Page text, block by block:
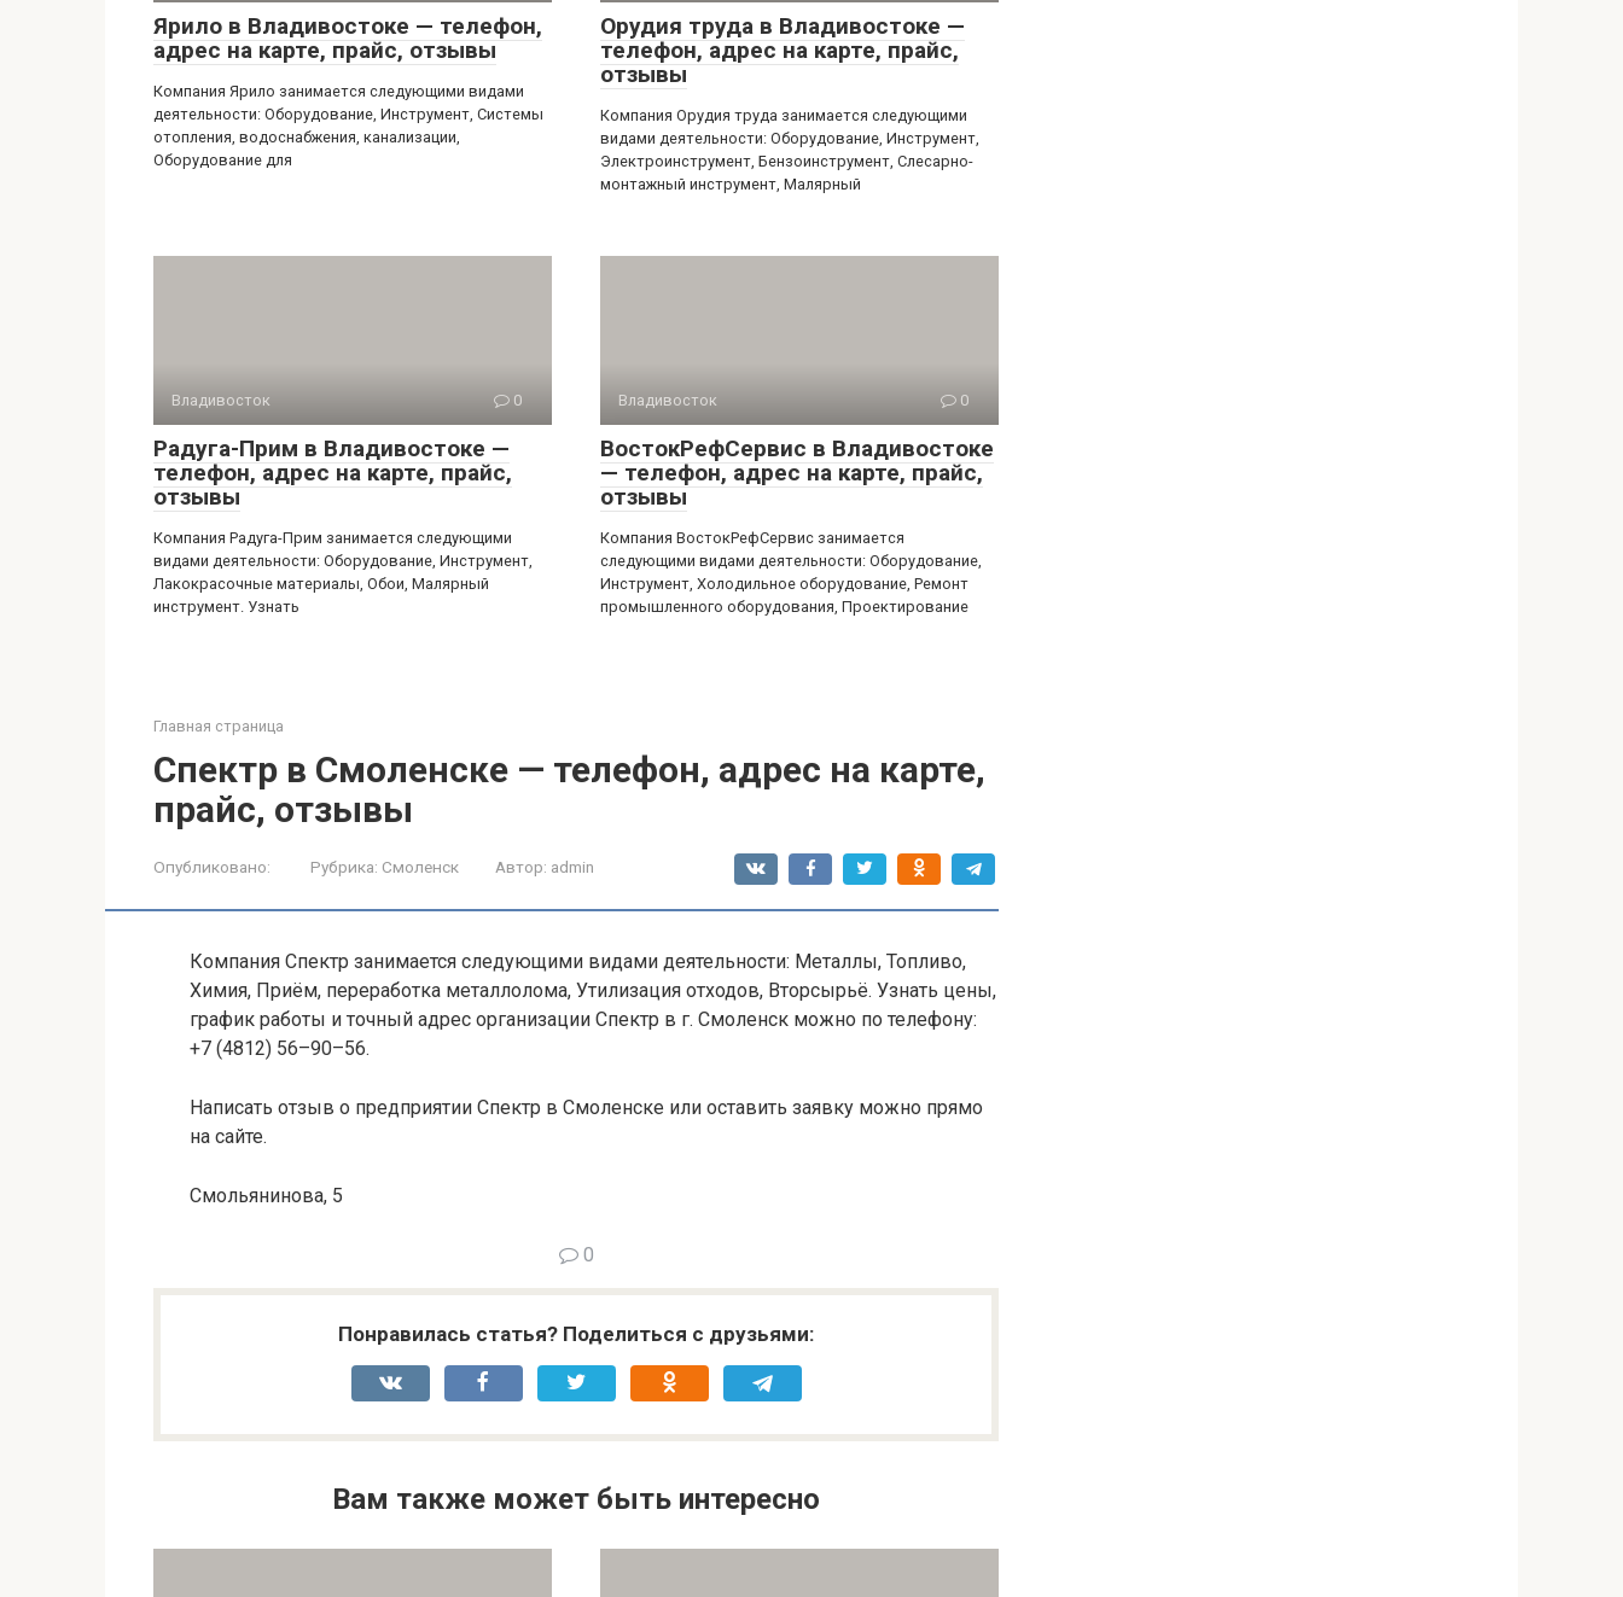
Ярило в Владивостоке — телефон,
адрес на карте, прайс, отзывы
Компания Ярило занимается следующими видами
деятельности: Оборудование, Инструмент, Системы
отопления, водоснабжения, канализации,
Оборудование для
Орудия труда в Владивостоке —
телефон, адрес на карте, прайс,
отзывы
Компания Орудия труда занимается следующими
видами деятельности: Оборудование, Инструмент,
Электроинструмент, Бензоинструмент, Слесарно-
монтажный инструмент, Малярный
Владивосток 0
Радуга-Прим в Владивостоке —
телефон, адрес на карте, прайс,
отзывы
Компания Радуга-Прим занимается следующими
видами деятельности: Оборудование, Инструмент,
Лакокрасочные материалы, Обои, Малярный
инструмент. Узнать
Владивосток 0
ВостокРефСервис в Владивостоке
— телефон, адрес на карте, прайс,
отзывы
Компания ВостокРефСервис занимается
следующими видами деятельности: Оборудование,
Инструмент, Холодильное оборудование, Ремонт
промышленного оборудования, Проектирование
Главная страница
Спектр в Смоленске — телефон, адрес на карте,
прайс, отзывы
Опубликовано: Рубрика: Смоленск Автор: admin
Компания Спектр занимается следующими видами деятельности: Металлы, Топливо,
Химия, Приём, переработка металлолома, Утилизация отходов, Вторсырьё. Узнать цены,
график работы и точный адрес организации Спектр в г. Смоленск можно по телефону:
+7 (4812) 56–90–56.
Написать отзыв о предприятии Спектр в Смоленске или оставить заявку можно прямо
на сайте.
Смольянинова, 5
0
Понравилась статья? Поделиться с друзьями:
Вам также может быть интересно